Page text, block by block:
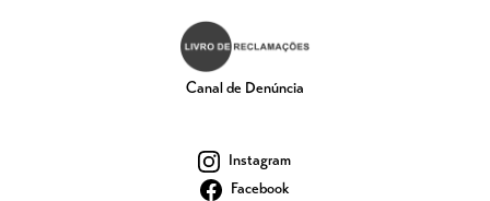
Canal de Denúncia
Instagram
Facebook